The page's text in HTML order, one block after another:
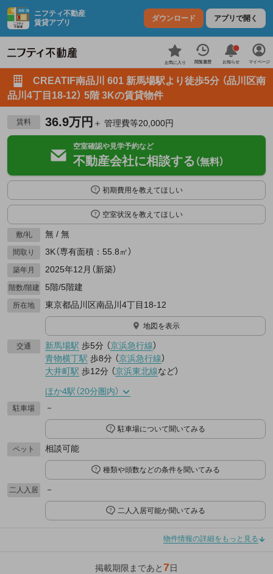
ニフティ不動産
賃貸アプリ
ダウンロード アプリで開く
お気に入り 閲覧履歴 お知らせ マイページ
CREATIF南品川 601 新馬場駅より徒歩5分 （品川区南
品川4丁目18-12） 5階 3Kの賃貸物件
賃料 36.9万円 ＋ 管理費等20,000円
空室確認や見学予約など
不動産会社に相談する （無料）
初期費用を教えてほしい
空室状況を教えてほしい
敷/礼 無 / 無
間取り 3K（専有面積：55.8㎡）
築年月 2025年12月（新築）
階数/階建 5階/5階建
所在地 東京都品川区南品川4丁目18-12
地図を表示
交通 新馬場駅 歩5分 （京浜急行線）
青物横丁駅 歩8分 （京浜急行線）
大井町駅 歩12分 （京浜東北線など）
ほか4駅（20分圏内）
駐車場 －
駐車場について聞いてみる
ペット 相談可能
種類や頭数などの条件を聞いてみる
二人入居 －
二人入居可能か聞いてみる
物件情報の詳細をもっと見る
掲載期限まであと7日